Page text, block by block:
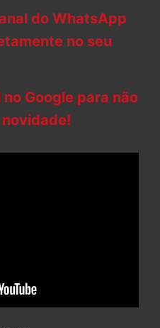
do WhatsApp
no seu
Google para não